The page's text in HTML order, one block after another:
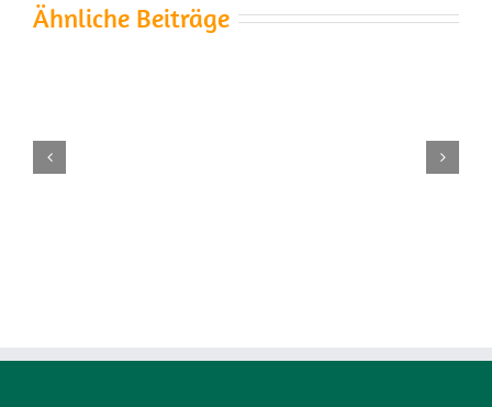
Ähnliche Beiträge